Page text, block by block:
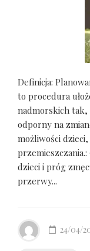
Definicja:
to procedura
nadmorskich tak,
odporny na
możliwości
dzieci i próg
przerwy...
24/04/